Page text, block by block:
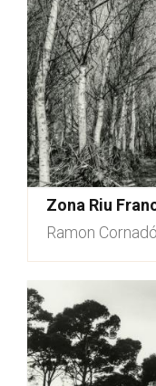
Zona Riu
Ramon Cornadó